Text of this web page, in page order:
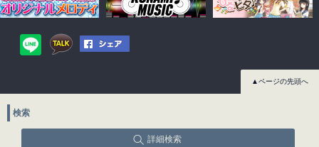
▲ページの先頭へ
検索
詳細検索